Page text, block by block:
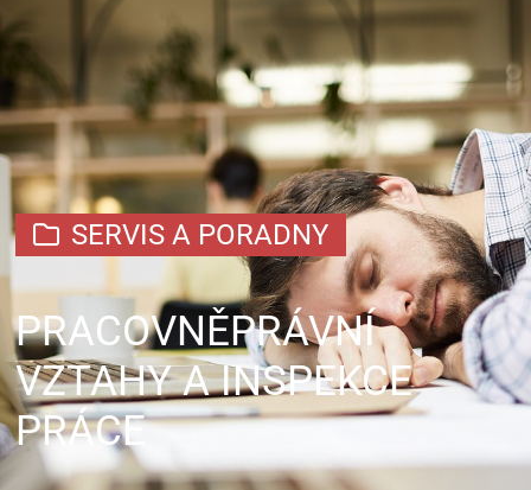
SERVIS A PORADNY
PRACOVNĚPRÁVNÍ
VZTAHY A INSPEKCE
PRÁCE